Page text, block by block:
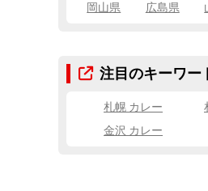
岡山県
広島県
注目のキーワー
札幌 カレー
金沢 カレー